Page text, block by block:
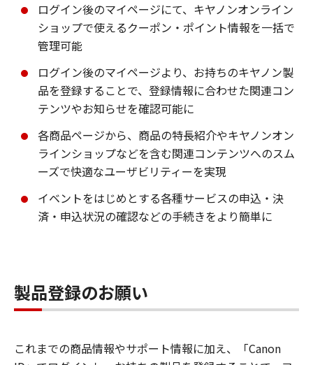
ログイン後のマイページにて、キヤノンオンライン
ショップで使えるクーポン・ポイント情報を一括で
管理可能
ログイン後のマイページより、お持ちのキヤノン製
品を登録することで、登録情報に合わせた関連コン
テンツやお知らせを確認可能に
各商品ページから、商品の特長紹介やキヤノンオン
ラインショップなどを含む関連コンテンツへのスム
ーズで快適なユーザビリティーを実現
イベントをはじめとする各種サービスの申込・決
済・申込状況の確認などの手続きをより簡単に
製品登録のお願い
これまでの商品情報やサポート情報に加え、「Canon